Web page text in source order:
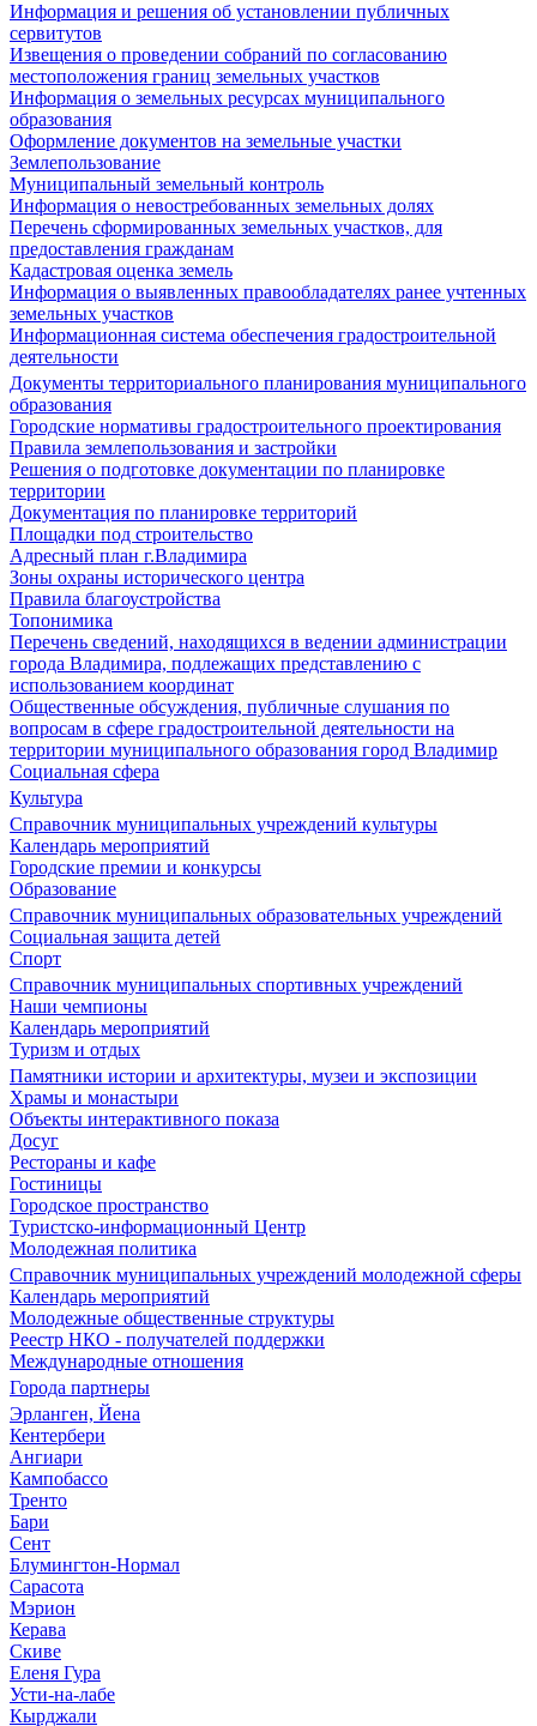
Информация и решения об установлении публичных
сервитутов
Извещения о проведении собраний по согласованию
местоположения границ земельных участков
Информация о земельных ресурсах муниципального
образования
Оформление документов на земельные участки
Землепользование
Муниципальный земельный контроль
Информация о невостребованных земельных долях
Перечень сформированных земельных участков, для
предоставления гражданам
Кадастровая оценка земель
Информация о выявленных правообладателях ранее учтенных
земельных участков
Информационная система обеспечения градостроительной
деятельности
Документы территориального планирования муниципального
образования
Городские нормативы градостроительного проектирования
Правила землепользования и застройки
Решения о подготовке документации по планировке
территории
Документация по планировке территорий
Площадки под строительство
Адресный план г.Владимира
Зоны охраны исторического центра
Правила благоустройства
Топонимика
Перечень сведений, находящихся в ведении администрации
города Владимира, подлежащих представлению с
использованием координат
Общественные обсуждения, публичные слушания по
вопросам в сфере градостроительной деятельности на
территории муниципального образования город Владимир
Социальная сфера
Культура
Справочник муниципальных учреждений культуры
Календарь мероприятий
Городские премии и конкурсы
Образование
Справочник муниципальных образовательных учреждений
Социальная защита детей
Спорт
Справочник муниципальных спортивных учреждений
Наши чемпионы
Календарь мероприятий
Туризм и отдых
Памятники истории и архитектуры, музеи и экспозиции
Храмы и монастыри
Объекты интерактивного показа
Досуг
Рестораны и кафе
Гостиницы
Городское пространство
Туристско-информационный Центр
Молодежная политика
Справочник муниципальных учреждений молодежной сферы
Календарь мероприятий
Молодежные общественные структуры
Реестр НКО - получателей поддержки
Международные отношения
Города партнеры
Эрланген, Йена
Кентербери
Ангиари
Кампобассо
Тренто
Бари
Сент
Блумингтон-Нормал
Сарасота
Мэрион
Керава
Скиве
Еленя Гура
Усти-на-лабе
Кырджали